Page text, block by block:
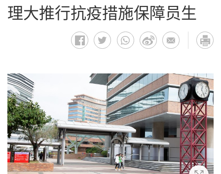
理大推行抗疫措施保障员生